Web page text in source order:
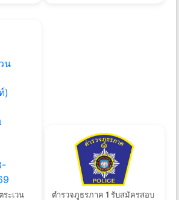
ะเวน
ตำรวจภูธรภาค 1 รับสมัครสอบ